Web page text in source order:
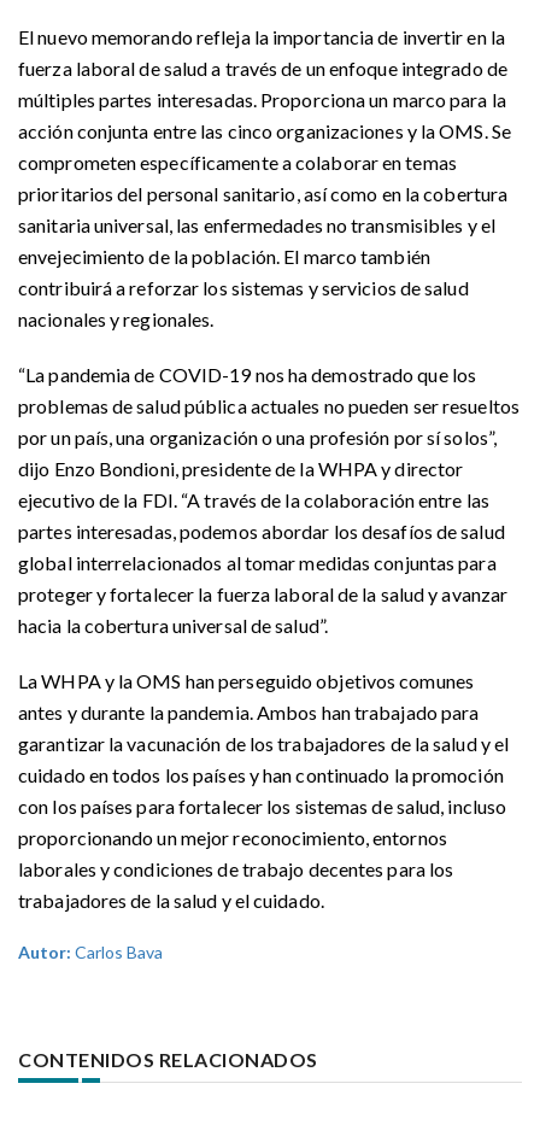
El nuevo memorando refleja la importancia de invertir en la
fuerza laboral de salud a través de un enfoque integrado de
múltiples partes interesadas. Proporciona un marco para la
acción conjunta entre las cinco organizaciones y la OMS. Se
comprometen específicamente a colaborar en temas
prioritarios del personal sanitario, así como en la cobertura
sanitaria universal, las enfermedades no transmisibles y el
envejecimiento de la población. El marco también
contribuirá a reforzar los sistemas y servicios de salud
nacionales y regionales.
“La pandemia de COVID-19 nos ha demostrado que los
problemas de salud pública actuales no pueden ser resueltos
por un país, una organización o una profesión por sí solos”,
dijo Enzo Bondioni, presidente de la WHPA y director
ejecutivo de la FDI. “A través de la colaboración entre las
partes interesadas, podemos abordar los desafíos de salud
global interrelacionados al tomar medidas conjuntas para
proteger y fortalecer la fuerza laboral de la salud y avanzar
hacia la cobertura universal de salud”.
La WHPA y la OMS han perseguido objetivos comunes
antes y durante la pandemia. Ambos han trabajado para
garantizar la vacunación de los trabajadores de la salud y el
cuidado en todos los países y han continuado la promoción
con los países para fortalecer los sistemas de salud, incluso
proporcionando un mejor reconocimiento, entornos
laborales y condiciones de trabajo decentes para los
trabajadores de la salud y el cuidado.
Autor: Carlos Bava
CONTENIDOS RELACIONADOS